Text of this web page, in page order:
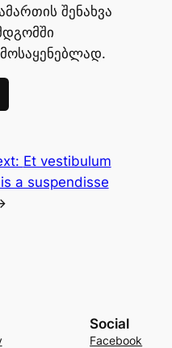
შენახვა
Et vestibulum
a suspendisse
Social
Facebook